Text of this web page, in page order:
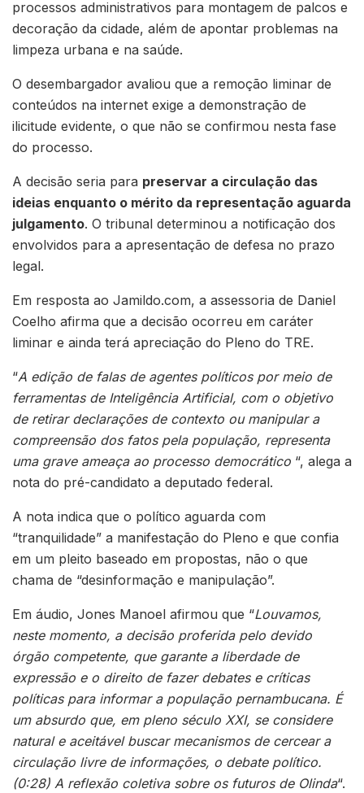
processos administrativos para montagem de palcos e
decoração da cidade, além de apontar problemas na
limpeza urbana e na saúde.
O desembargador avaliou que a remoção liminar de
conteúdos na internet exige a demonstração de
ilicitude evidente, o que não se confirmou nesta fase
do processo.
A decisão seria para preservar a circulação das
ideias enquanto o mérito da representação aguarda
julgamento. O tribunal determinou a notificação dos
envolvidos para a apresentação de defesa no prazo
legal.
Em resposta ao Jamildo.com, a assessoria de Daniel
Coelho afirma que a decisão ocorreu em caráter
liminar e ainda terá apreciação do Pleno do TRE.
“A edição de falas de agentes políticos por meio de
ferramentas de Inteligência Artificial, com o objetivo
de retirar declarações de contexto ou manipular a
compreensão dos fatos pela população, representa
uma grave ameaça ao processo democrático “, alega a
nota do pré-candidato a deputado federal.
A nota indica que o político aguarda com
“tranquilidade” a manifestação do Pleno e que confia
em um pleito baseado em propostas, não o que
chama de “desinformação e manipulação”.
Em áudio, Jones Manoel afirmou que “Louvamos,
neste momento, a decisão proferida pelo devido
órgão competente, que garante a liberdade de
expressão e o direito de fazer debates e críticas
políticas para informar a população pernambucana. É
um absurdo que, em pleno século XXI, se considere
natural e aceitável buscar mecanismos de cercear a
circulação livre de informações, o debate político.
(0:28) A reflexão coletiva sobre os futuros de Olinda“.